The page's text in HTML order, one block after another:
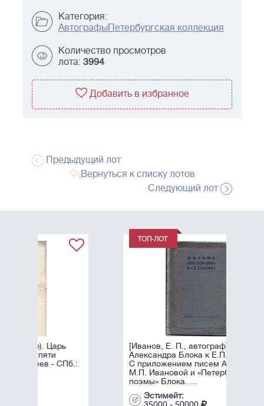
Категория:
АвтографыПетербургская коллекция
Количество просмотров
лота: 3994
Добавить в избранное
Предыдущий лот
Вернуться к списку лотов
Следующий лот
[Иванов, Е. П., автограф] Письма
Александра Блока к Е.П. Иванову:
С приложением писем А. Блока к
М.П. Ивановой и «Петербургской
поэмы» Блока. ...